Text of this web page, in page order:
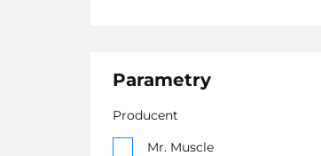
Parametry
Producent
Mr. Muscle